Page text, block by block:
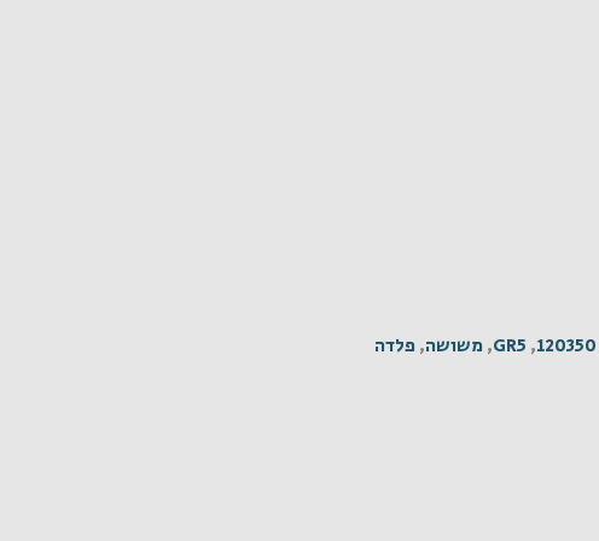
120350
,
GR5
, משושה, פלדה